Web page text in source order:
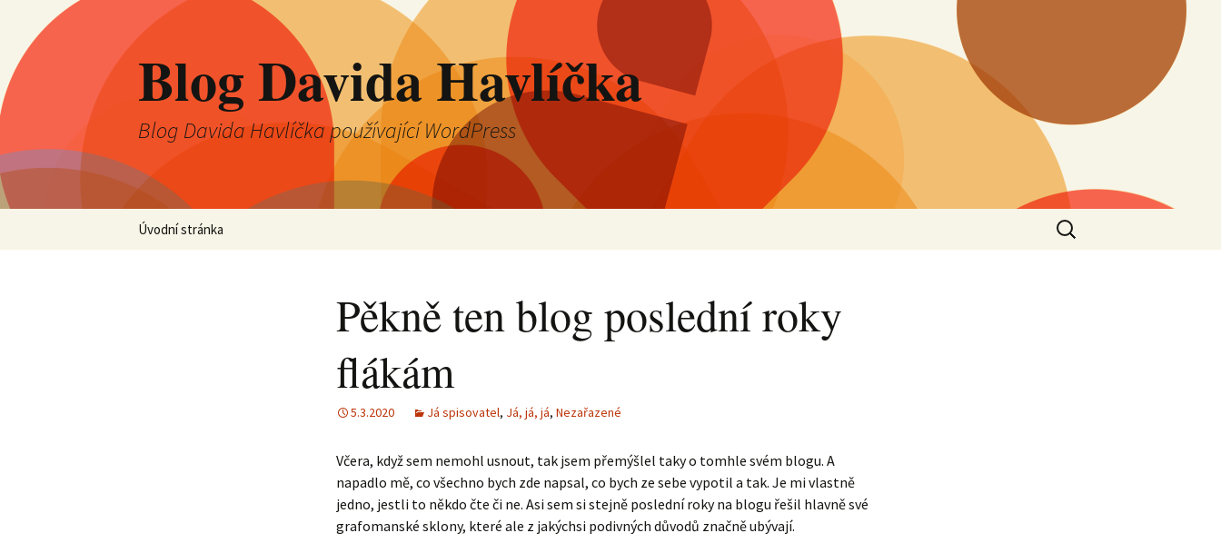
Blog Davida Havlíčka
Blog Davida Havlíčka používající WordPress
Přejít
Úvodní stránka
Vyhledávání
Pěkně ten blog poslední roky
flákám
5.3.2020 Já spisovatel, Já, já, já, Nezařazené
Včera, když sem nemohl usnout, tak jsem přemýšlel taky o tomhle svém blogu. A
napadlo mě, co všechno bych zde napsal, co bych ze sebe vypotil a tak. Je mi vlastně
jedno, jestli to někdo čte či ne. Asi sem si stejně poslední roky na blogu řešil hlavně své
grafomanské sklony, které ale z jakýchsi podivných důvodů značně ubývají.